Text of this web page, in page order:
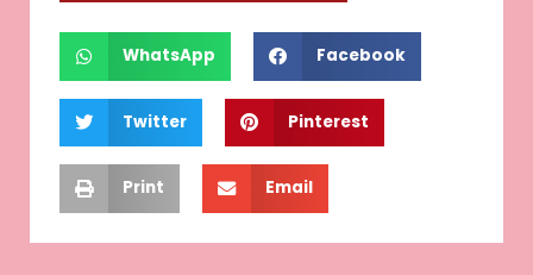
WhatsApp Facebook
Twitter Pinterest
Print Email